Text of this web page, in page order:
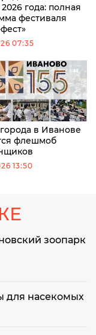
2026 года: полная
фестиваля
07:35
в Иванове
флешмоб
13:50
зоопарк
для насекомых